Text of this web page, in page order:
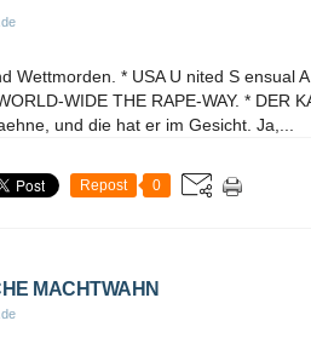
Wettmorden. * USA U nited S ensual
WIDE THE RAPE-WAY. * DER
und die hat er im Gesicht. Ja,...
Repost 0
MACHTWAHN